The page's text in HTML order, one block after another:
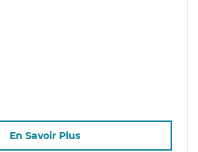
En Savoir Plus